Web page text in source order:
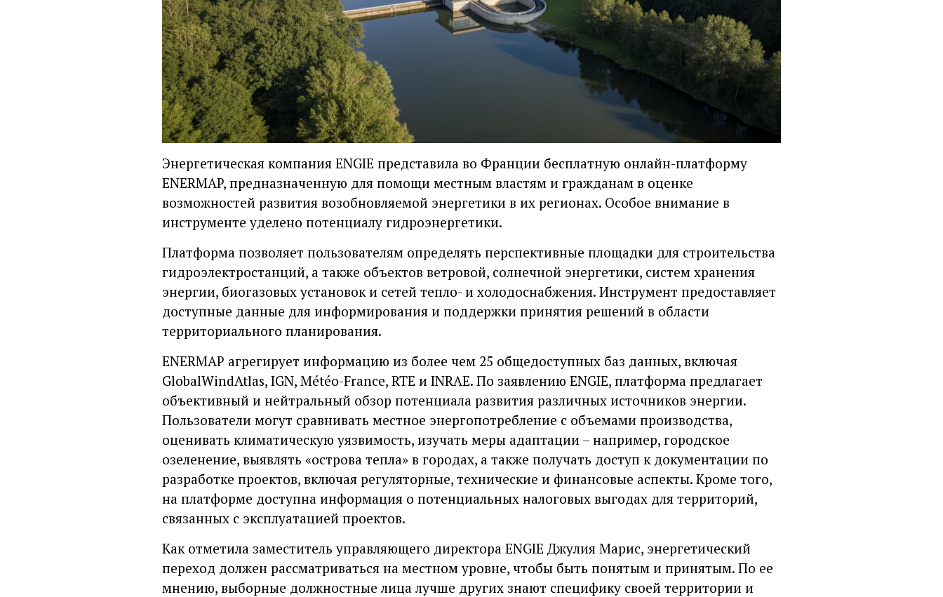
Энергетическая компания ENGIE представила во Франции бесплатную онлайн-платформу
ENERMAP, предназначенную для помощи местным властям и гражданам в оценке
возможностей развития возобновляемой энергетики в их регионах. Особое внимание в
инструменте уделено потенциалу гидроэнергетики.
Платформа позволяет пользователям определять перспективные площадки для строительства
гидроэлектростанций, а также объектов ветровой, солнечной энергетики, систем хранения
энергии, биогазовых установок и сетей тепло- и холодоснабжения. Инструмент предоставляет
доступные данные для информирования и поддержки принятия решений в области
территориального планирования.
ENERMAP агрегирует информацию из более чем 25 общедоступных баз данных, включая
GlobalWindAtlas, IGN, Météo-France, RTE и INRAE. По заявлению ENGIE, платформа предлагает
объективный и нейтральный обзор потенциала развития различных источников энергии.
Пользователи могут сравнивать местное энергопотребление с объемами производства,
оценивать климатическую уязвимость, изучать меры адаптации – например, городское
озеленение, выявлять «острова тепла» в городах, а также получать доступ к документации по
разработке проектов, включая регуляторные, технические и финансовые аспекты. Кроме того,
на платформе доступна информация о потенциальных налоговых выгодах для территорий,
связанных с эксплуатацией проектов.
Как отметила заместитель управляющего директора ENGIE Джулия Марис, энергетический
переход должен рассматриваться на местном уровне, чтобы быть понятым и принятым. По ее
мнению, выборные должностные лица лучше других знают специфику своей территории и